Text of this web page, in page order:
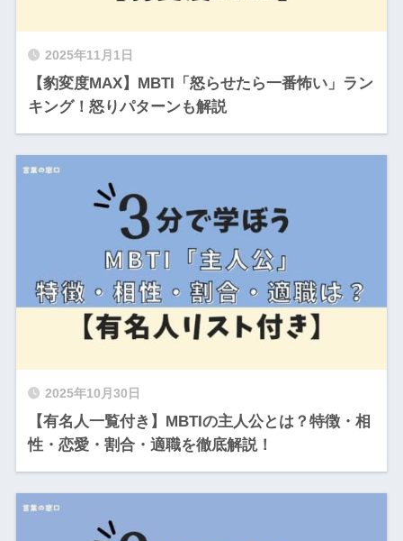
2025年11月1日
【豹変度MAX】MBTI「怒らせたら一番怖い」ラン
キング！怒りパターンも解説
2025年10月30日
【有名人一覧付き】MBTIの主人公とは？特徴・相
性・恋愛・割合・適職を徹底解説！